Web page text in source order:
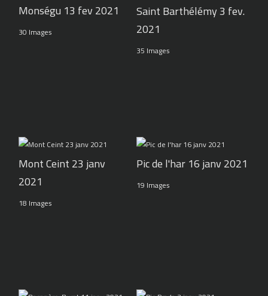
Monségu 13 fev 2021
30 Images
Saint Barthélémy 3 fev.
2021
35 Images
Mont Ceint 23 janv
2021
18 Images
Pic de l'har 16 janv 2021
19 Images